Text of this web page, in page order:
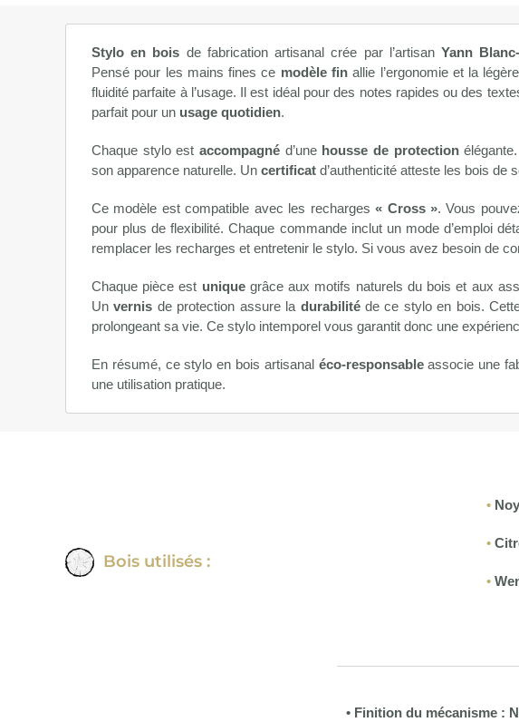
Stylo en bois de fabrication artisanal crée par l’artisan Yann
Pensé pour les mains fines ce modèle finallie l’ergonomie et la
fluidité parfaite à l’usage. Il est idéal pour des notes rapides ou des
parfait pour un usage quotidien.
Chaque stylo est accompagné d’une housse de protection
son apparence naturelle. Un certificat d’authenticité atteste les bois de
Ce modèle est compatible avec les recharges« Cross ». Vous
pour plus de flexibilité. Chaque commande inclut un mode d’emploi
remplacer les recharges et entretenir le stylo. Si vous avez besoin de
Chaque pièce est uniquegrâce aux motifs naturels du bois et aux
Unvernis de protection assure la durabilitéde ce stylo en bois.
prolongeant sa vie. Ce stylo intemporel vous garantit donc une
En résumé, ce stylo en bois artisanal éco-responsableassocie une
une utilisation pratique.
Bois utilisés :
•
•
•
• Finition du mécanisme :